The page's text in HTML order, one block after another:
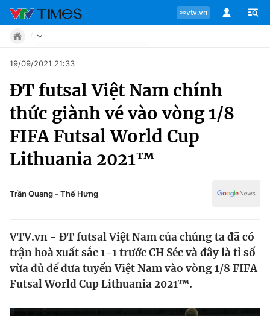
vtv.vn
Chuyên mục
Tin tức
Move
Phong cách
Sự kiện
Move
Phong cách
Sự kiện
Bóng đá
Các môn khác
Bên lề
19/09/2021 21:33
ĐT futsal Việt Nam chính
thức giành vé vào vòng 1/8
FIFA Futsal World Cup
Lithuania 2021™
Trần Quang - Thế Hưng
VTV.vn - ĐT futsal Việt Nam của chúng ta đã có
trận hoà xuất sắc 1-1 trước CH Séc và đây là tỉ số
vừa đủ để đưa tuyển Việt Nam vào vòng 1/8 FIFA
Futsal World Cup Lithuania 2021™.